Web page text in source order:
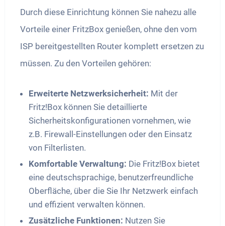
Durch diese Einrichtung können Sie nahezu alle
Vorteile einer FritzBox genießen, ohne den vom
ISP bereitgestellten Router komplett ersetzen zu
müssen. Zu den Vorteilen gehören:
Erweiterte Netzwerksicherheit: Mit der
Fritz!Box können Sie detaillierte
Sicherheitskonfigurationen vornehmen, wie
z.B. Firewall-Einstellungen oder den Einsatz
von Filterlisten.
Komfortable Verwaltung: Die Fritz!Box bietet
eine deutschsprachige, benutzerfreundliche
Oberfläche, über die Sie Ihr Netzwerk einfach
und effizient verwalten können.
Zusätzliche Funktionen: Nutzen Sie